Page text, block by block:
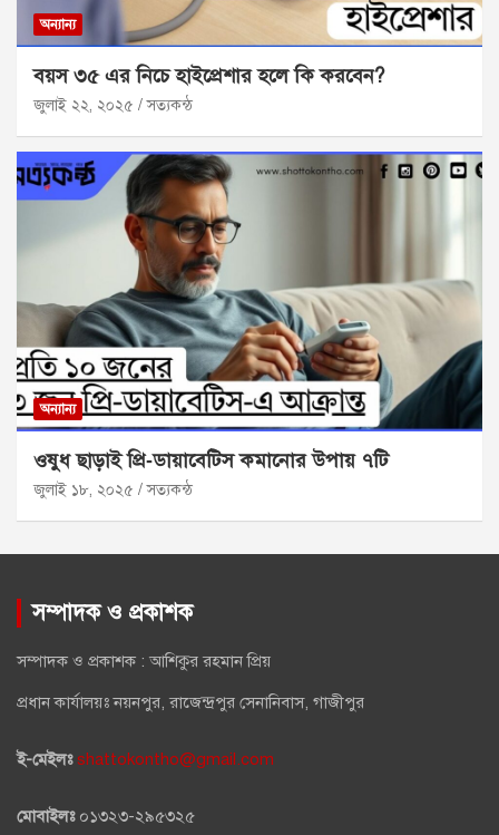
অন্যান্য
বয়স ৩৫ এর নিচে হাইপ্রেশার হলে কি করবেন?
জুলাই ২২, ২০২৫ সত্যকন্ঠ
অন্যান্য
ওষুধ ছাড়াই প্রি‑ডায়াবেটিস কমানোর উপায় ৭টি
জুলাই ১৮, ২০২৫ সত্যকন্ঠ
সম্পাদক ও প্রকাশক
সম্পাদক ও প্রকাশক : আশিকুর রহমান প্রিয়
প্রধান কার্যালয়ঃ নয়নপুর, রাজেন্দ্রপুর সেনানিবাস, গাজীপুর
ই-মেইলঃ shattokontho@gmail.com
মোবাইলঃ০১৩২৩-২৯৫৩২৫